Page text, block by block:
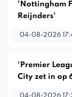
'Nottingham
Reijnders'
04-08-2026
'Premier
City zet in op